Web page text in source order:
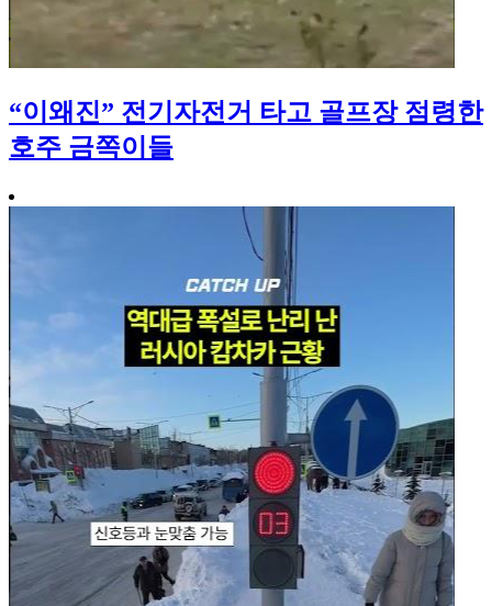
“이왜진” 전기자전거 타고 골프장 점령한
호주 금쪽이들